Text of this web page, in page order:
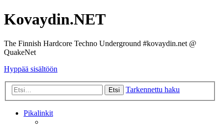
Kovaydin.NET
The Finnish Hardcore Techno Underground #kovaydin.net @
QuakeNet
Hyppää sisältöön
Etsi Tarkennettu haku
Pikalinkit